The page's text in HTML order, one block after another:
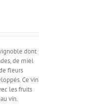
dont
de miel
fleurs
Ce vin
les fruits
vin.